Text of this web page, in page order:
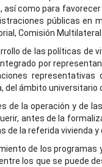
como para
públicas en
Comisión
de las políticas de
por
ámbito universitario
la operación y de
antes de la
la referida vivienda y
de los programas
los que se puede